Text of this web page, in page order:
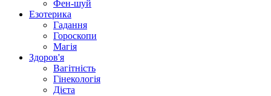
Фен-шуй
Езотерика
Гадання
Гороскопи
Магія
Здоров'я
Вагітність
Гінекологія
Дієта